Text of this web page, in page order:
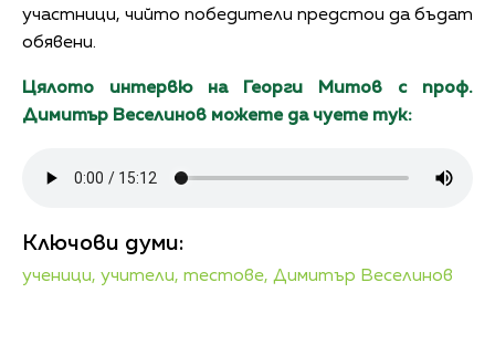
участници, чийто победители предстои да бъдат
обявени.
Цялото интервю на Георги Митов с проф.
Димитър Веселинов можете да чуете тук:
Ключови думи:
ученици, учители, тестове, Димитър Веселинов